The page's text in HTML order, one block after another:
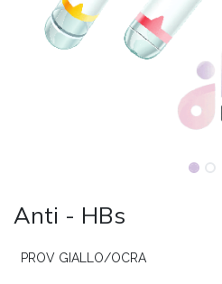
Anti - HBs
PROV GIALLO/OCRA